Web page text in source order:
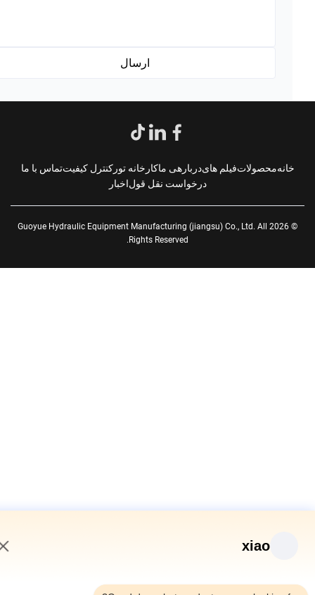
محصولاتفیلم هایدربارهی ماکارخانه تورکنترل کیفیتتماس با ما
درخواست نقل قول اخبار
© 2026 Guoyue Hydraulic Equipment Manufacturing (jiangsu) Co., Ltd. All
Rights Reserved.
xiao